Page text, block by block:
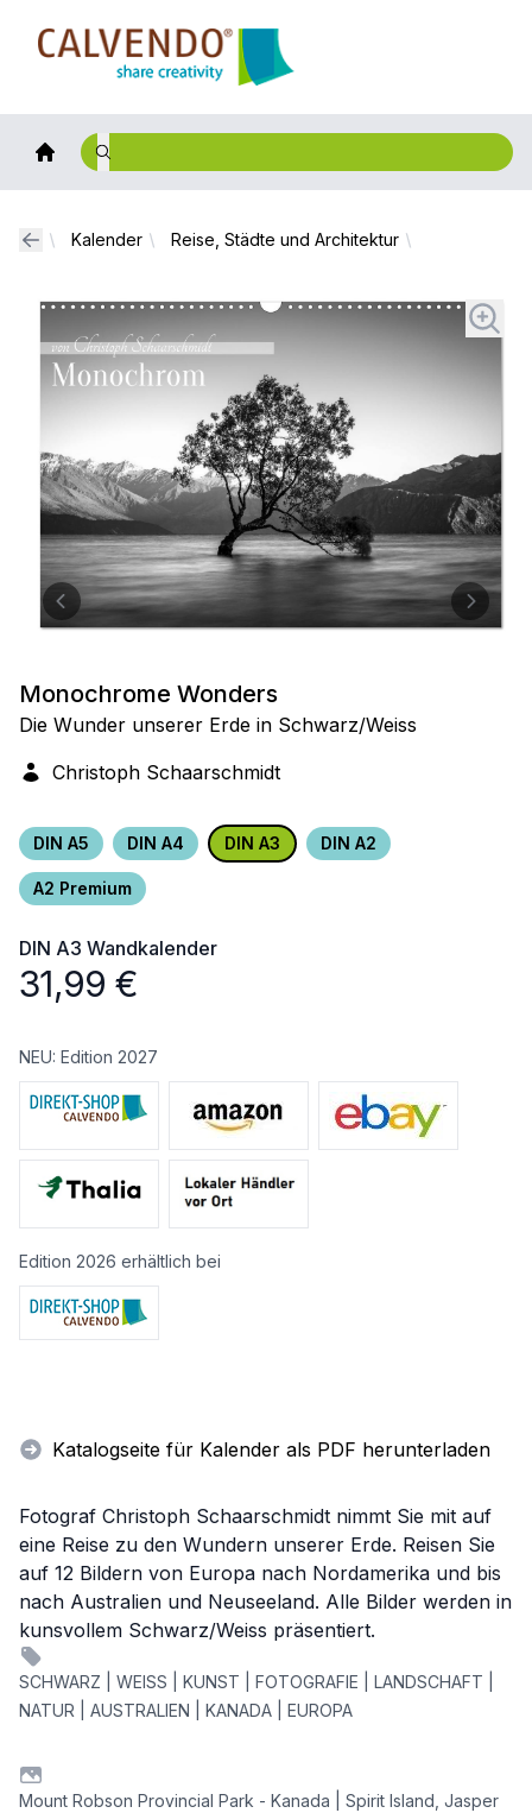
Calvendo
Kalender Reise, Städte und Architektur
Monochrome Wonders
Die Wunder unserer Erde in Schwarz/Weiss
Christoph Schaarschmidt
DIN A5 DIN A4 DIN A3 DIN A2
A2 Premium
DIN A3 Wandkalender
31,99 €
NEU: Edition 2027
Edition 2026 erhältlich bei
Katalogseite für Kalender als PDF herunterladen
Fotograf Christoph Schaarschmidt nimmt Sie mit auf
eine Reise zu den Wundern unserer Erde. Reisen Sie
auf 12 Bildern von Europa nach Nordamerika und bis
nach Australien und Neuseeland. Alle Bilder werden in
kunsvollem Schwarz/Weiss präsentiert.
SCHWARZ | WEISS | KUNST | FOTOGRAFIE | LANDSCHAFT |
NATUR | AUSTRALIEN | KANADA | EUROPA
Mount Robson Provincial Park - Kanada | Spirit Island, Jasper